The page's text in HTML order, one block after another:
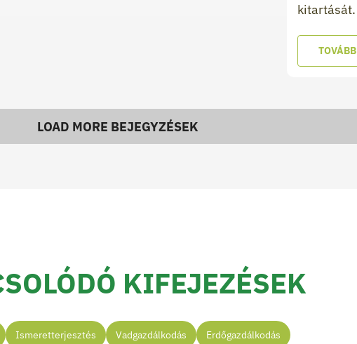
kitartását.
TOVÁBB
LOAD MORE BEJEGYZÉSEK
KIFEJEZÉSEK
Ismeretterjesztés Vadgazdálkodás Erdőgazdálkodás